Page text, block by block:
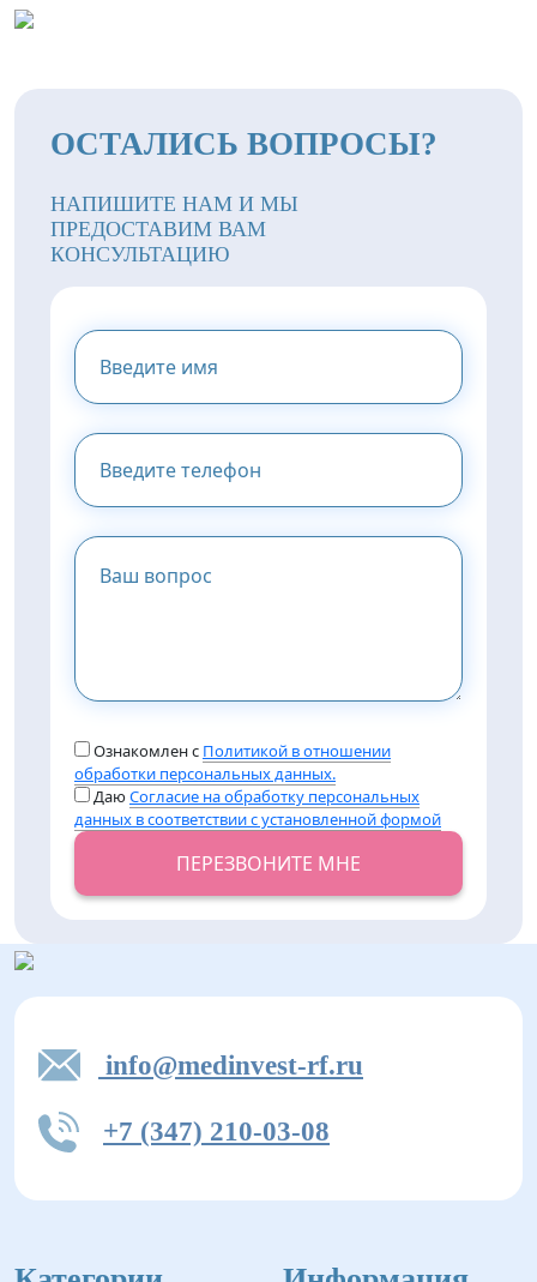
ОСТАЛИСЬ ВОПРОСЫ?
НАПИШИТЕ НАМ И МЫ
ПРЕДОСТАВИМ ВАМ
КОНСУЛЬТАЦИЮ
Ознакомлен с Политикой в отношении
обработки персональных данных.
ДаюСогласие на обработку персональных
данных в соответствии с установленной формой
ПЕРЕЗВОНИТЕ МНЕ
info@medinvest-rf.ru
+7 (347) 210-03-08